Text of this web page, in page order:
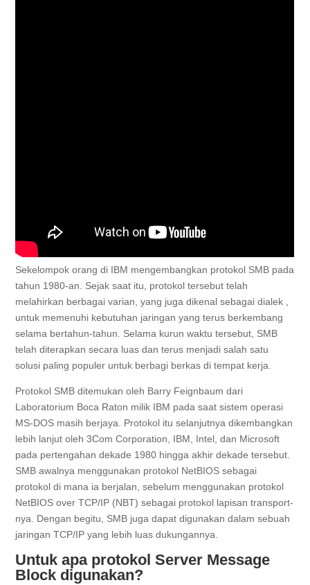
Sekelompok orang di IBM mengembangkan protokol SMB pada
tahun 1980-an. Sejak saat itu, protokol tersebut telah
melahirkan berbagai varian, yang juga dikenal sebagai dialek ,
untuk memenuhi kebutuhan jaringan yang terus berkembang
selama bertahun-tahun. Selama kurun waktu tersebut, SMB
telah diterapkan secara luas dan terus menjadi salah satu
solusi paling populer untuk berbagi berkas di tempat kerja.
Protokol SMB ditemukan oleh Barry Feignbaum dari
Laboratorium Boca Raton milik IBM pada saat sistem operasi
MS-DOS masih berjaya. Protokol itu selanjutnya dikembangkan
lebih lanjut oleh 3Com Corporation, IBM, Intel, dan Microsoft
pada pertengahan dekade 1980 hingga akhir dekade tersebut.
SMB awalnya menggunakan protokol NetBIOS sebagai
protokol di mana ia berjalan, sebelum menggunakan protokol
NetBIOS over TCP/IP (NBT) sebagai protokol lapisan transport-
nya. Dengan begitu, SMB juga dapat digunakan dalam sebuah
jaringan TCP/IP yang lebih luas dukungannya.
Untuk apa protokol Server Message
Block digunakan?